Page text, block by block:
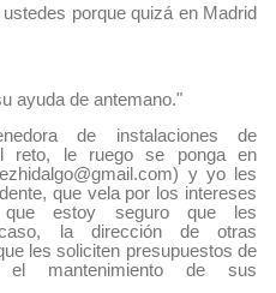
porque quizá en Madrid
ayuda de antemano."
de instalaciones de
reto, le ruego se ponga en
y yo les
que vela por los intereses
estoy seguro que les
la dirección de otras
les soliciten presupuestos de
el mantenimiento de sus